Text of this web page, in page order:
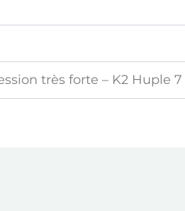
très forte – K2 Huple 7